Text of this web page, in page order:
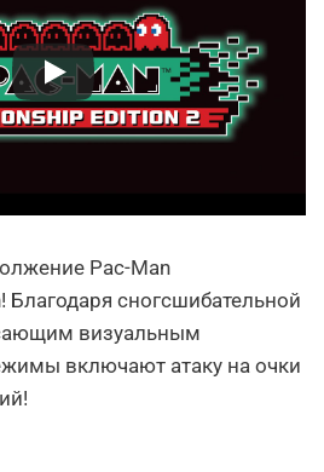
Pac-Man
Благодаря сногсшибательной
визуальным
включают атаку на очки